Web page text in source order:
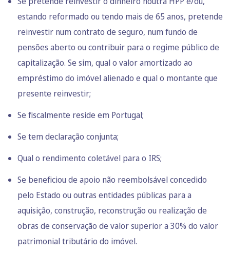
estando reformado ou tendo mais de 65 anos, pretende
reinvestir num contrato de seguro, num fundo de
pensões aberto ou contribuir para o regime público de
capitalização. Se sim, qual o valor amortizado ao
empréstimo do imóvel alienado e qual o montante que
presente reinvestir;
Se fiscalmente reside em Portugal;
Se tem declaração conjunta;
Qual o rendimento coletável para o IRS;
Se beneficiou de apoio não reembolsável concedido
pelo Estado ou outras entidades públicas para a
aquisição, construção, reconstrução ou realização de
obras de conservação de valor superior a 30% do valor
patrimonial tributário do imóvel.